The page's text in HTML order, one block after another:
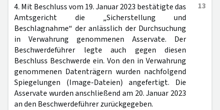
13
4. Mit Beschluss vom 19. Januar 2023 bestätigte das
Amtsgericht die „Sicherstellung und
Beschlagnahme“ der anlässlich der Durchsuchung
in Verwahrung genommenen Asservate. Der
Beschwerdeführer legte auch gegen diesen
Beschluss Beschwerde ein. Von den in Verwahrung
genommenen Datenträgern wurden nachfolgend
Spiegelungen (Image-Dateien) angefertigt. Die
Asservate wurden anschließend am 20. Januar 2023
an den Beschwerdeführer zurückgegeben.